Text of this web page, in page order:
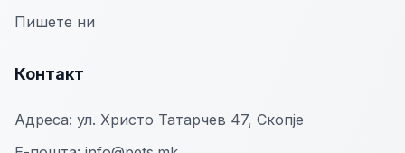
Пишете ни
Контакт
Адреса: ул. Христо Татарчев 47, Скопје